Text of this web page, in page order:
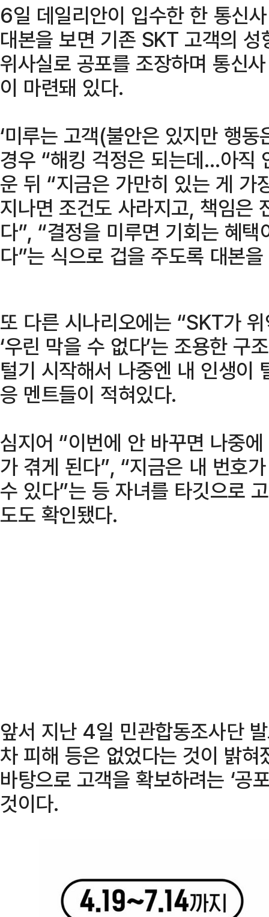
6일 데일리안이 입수한 한 통신
대본을 보면 기존 SKT 고객의
위사실로 공포를 조장하며 통신
이 마련돼 있다.
‘미루는 고객(불안은 있지만 행
경우 “해킹 걱정은 되는데…아직
운 뒤 “지금은 가만히 있는 게 가
지나면 조건도 사라지고, 책임은
다”, “결정을 미루면 기회는 혜
다”는 식으로 겁을 주도록 대본
또 다른 시나리오에는 “SKT가
‘우린 막을 수 없다’는 조용한 구
털기 시작해서 나중엔 내 인생이
응 멘트들이 적혀있다.
심지어 “이번에 안 바꾸면 나중
가 겪게 된다”, “지금은 내 번호
수 있다”는 등 자녀를 타깃으로
도도 확인됐다.
앞서 지난 4일 민관합동조사단
차 피해 등은 없었다는 것이 밝
바탕으로 고객을 확보하려는 ‘공
것이다.